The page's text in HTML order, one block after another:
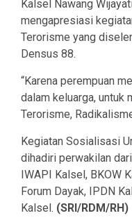
Kalsel Nawang
mengapresiasi
Terorisme yang
Densus 88.
“Karena perempuan
dalam keluarga, untuk
Terorisme,
Kegiatan Sosialisasi
dihadiri perwakilan
IWAPI Kalsel, BKOW
Forum Dayak, IPDN
Kalsel. (SRI/RDM/RH)